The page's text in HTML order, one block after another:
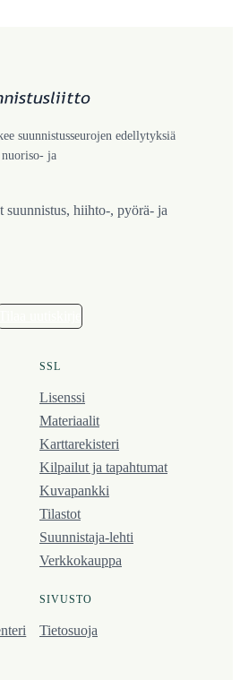
suunnistusseurojen edellytyksiä
ja
suunnistus, hiihto-, pyörä- ja
SSL
Lisenssi
Materiaalit
Karttarekisteri
Kilpailut ja tapahtumat
Kuvapankki
Tilastot
Suunnistaja-lehti
Verkkokauppa
SIVUSTO
Tietosuoja